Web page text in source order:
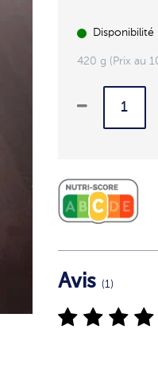
Disponibilité
420 g (Prix au
Avis (1)